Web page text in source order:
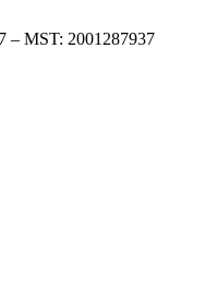
– MST: 2001287937